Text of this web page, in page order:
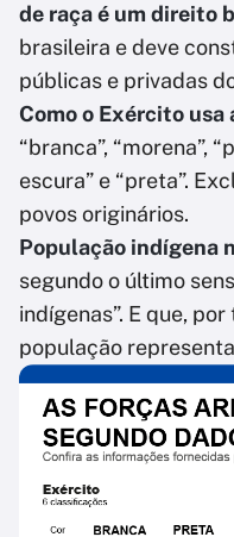
de raça é um direito
brasileira e deve
públicas e privadas
Como o Exército
“branca”, “morena”,
escura” e “preta”.
povos originários.
População indígena
segundo o último
indígenas”. E que,
população